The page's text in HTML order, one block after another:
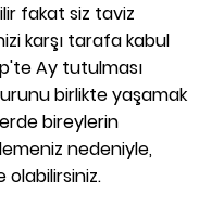
fakat siz taviz
karşı tarafa kabul
Ay tutulması
birlikte yaşamak
bireylerin
nedeniyle,
olabilirsiniz.